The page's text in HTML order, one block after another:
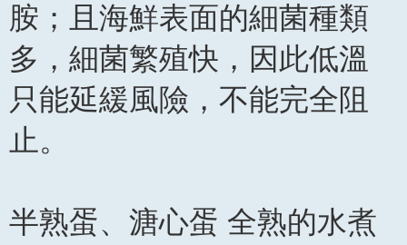
胺；且海鮮表面的細菌種類
多，細菌繁殖快，因此低溫
只能延緩風險，不能完全阻
止。
半熟蛋、溏心蛋 全熟的水煮